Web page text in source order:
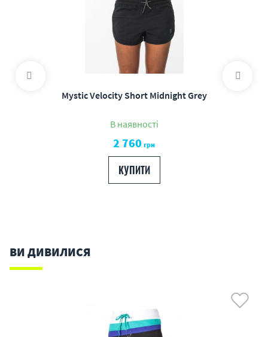
Mystic Velocity Short Midnight Grey
В наявності
2 760 грн
КУПИТИ
ВИ ДИВИЛИСЯ